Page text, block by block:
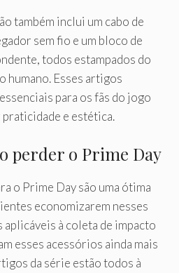
também inclui um cabo de
sem fio e um bloco de
todos estampados do
humano. Esses artigos
para os fãs do jogo
e estética.
perder o Prime Day
o Prime Day são uma ótima
economizarem nesses
​​à coleta de impacto
esses acessórios ainda mais
da série estão todos à